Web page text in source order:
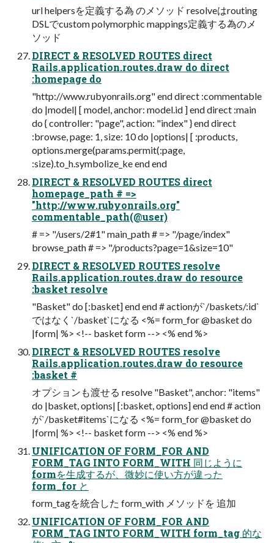
url helpersを定義する為 のメソッド resolveはrouting
DSLでcustom polymorphic mappings定義する為のメ
ソッド
DIRECT & RESOLVED ROUTES direct
Rails.application.routes.draw do direct
:homepage do
"http://www.rubyonrails.org" end direct :commentable
do |model| [ model, anchor: model.id ] end direct :main
do { controller: "page", action: "index" } end direct
:browse, page: 1, size: 10 do |options| [ :products,
options.merge(params.permit(:page,
:size).to_h.symbolize_ke end end
DIRECT & RESOLVED ROUTES direct
homepage_path # =>
"http://www.rubyonrails.org"
commentable_path(@user)
# => "/users/2#1" main_path # => "/page/index"
browse_path # => "/products?page=1&size=10"
DIRECT & RESOLVED ROUTES resolve
Rails.application.routes.draw do resource
:basket resolve
"Basket" do [:basket] end end # actionが`/baskets/:id`
ではなく`/basket`になる <%= form_for @basket do
|form| %> <!-- basket form --> <% end %>
DIRECT & RESOLVED ROUTES resolve
Rails.application.routes.draw do resource
:basket #
オプションも渡せる resolve "Basket", anchor: "items"
do |basket, options| [:basket, options] end end # action
が`/basket#items`になる <%= form_for @basket do
|form| %> <!-- basket form --> <% end %>
UNIFICATION OF FORM_FOR AND
FORM_TAG INTO FORM_WITH 同じように
formを生成するが、微妙に使い方が違った
form_for と
form_tagを統合した form_with メソッドを 追加
UNIFICATION OF FORM_FOR AND
FORM_TAG INTO FORM_WITH form_tag 的な